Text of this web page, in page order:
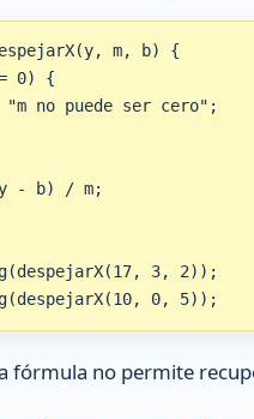
m, b) {
0) {
"m no puede ser cero";
- b) / m;
3, 2));
0, 5));
fórmula no permite